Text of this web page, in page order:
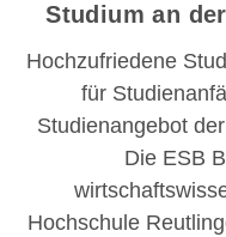
Studium an
Hochzufriedene
für
Studienangebot
Die ESB
Hochschule